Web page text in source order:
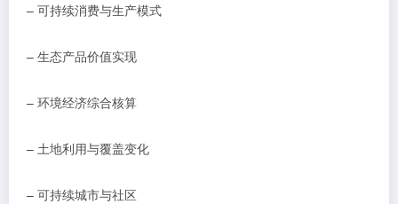
– 可持续消费与生产模式
– 生态产品价值实现
– 环境经济综合核算
– 土地利用与覆盖变化
– 可持续城市与社区